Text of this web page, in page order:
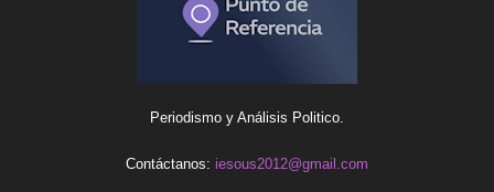
Periodismo y Análisis Politico.
Contáctanos: iesous2012@gmail.com